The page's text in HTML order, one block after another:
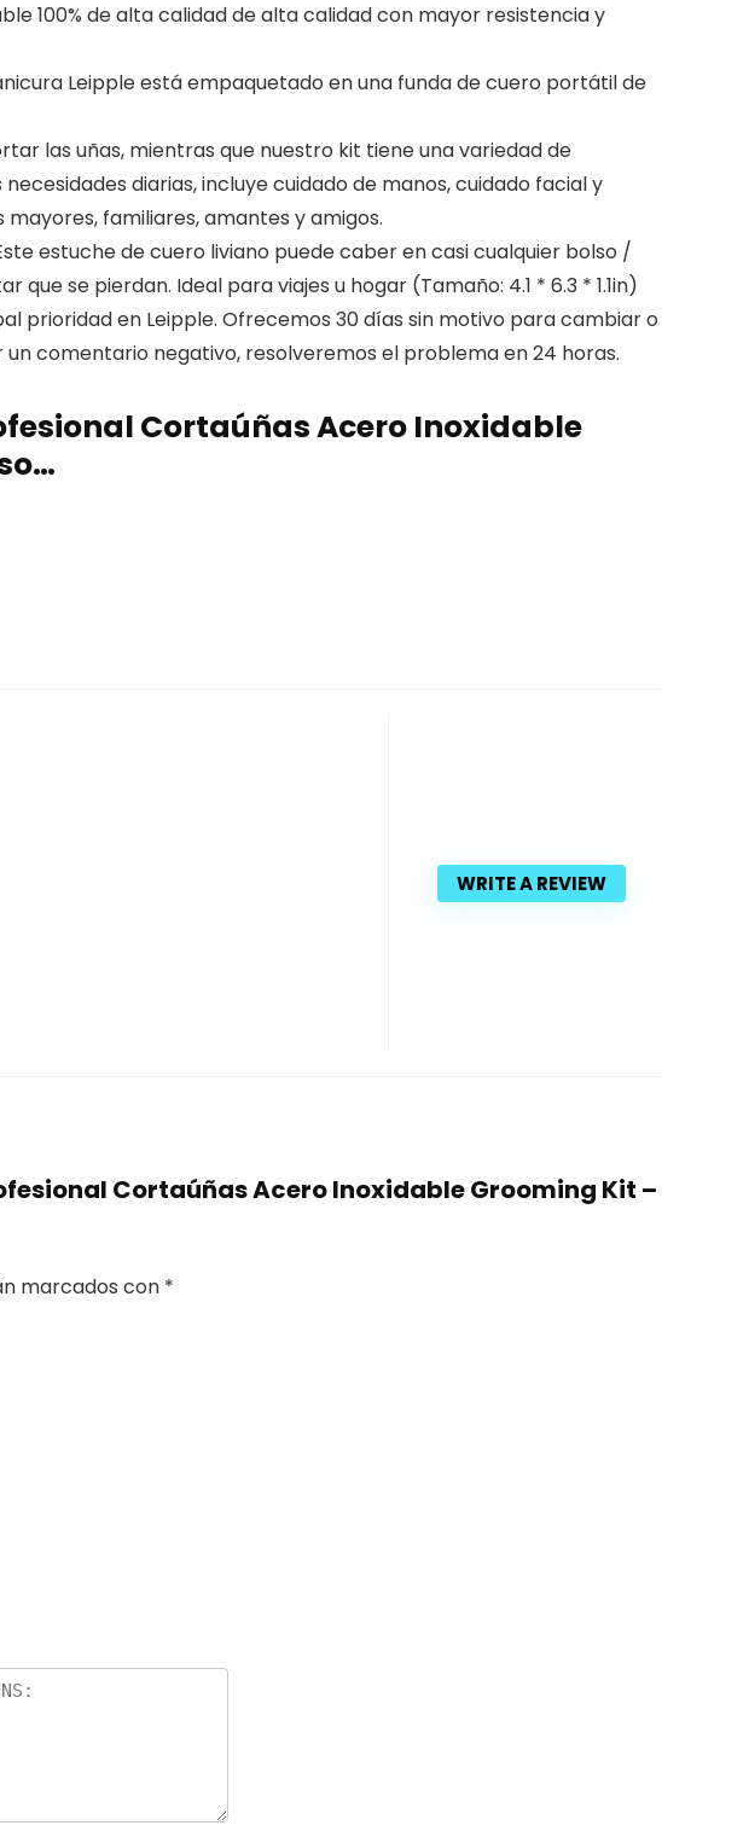
100% de alta calidad de alta calidad con mayor resistencia y
manicura Leipple está empaquetado en una funda de cuero portátil de
las uñas, mientras que nuestro kit tiene una variedad de
diarias, incluye cuidado de manos, cuidado facial y
familiares, amantes y amigos.
Este estuche de cuero liviano puede caber en casi cualquier bolso /
se pierdan. Ideal para viajes u hogar (Tamaño: 4.1 * 6.3 * 1.1in)
prioridad en Leipple. Ofrecemos 30 días sin motivo para cambiar o
comentario negativo, resolveremos el problema en 24 horas.
Cortaúñas Acero Inoxidable
WRITE A REVIEW
Cortaúñas Acero Inoxidable Grooming Kit –
marcados con *